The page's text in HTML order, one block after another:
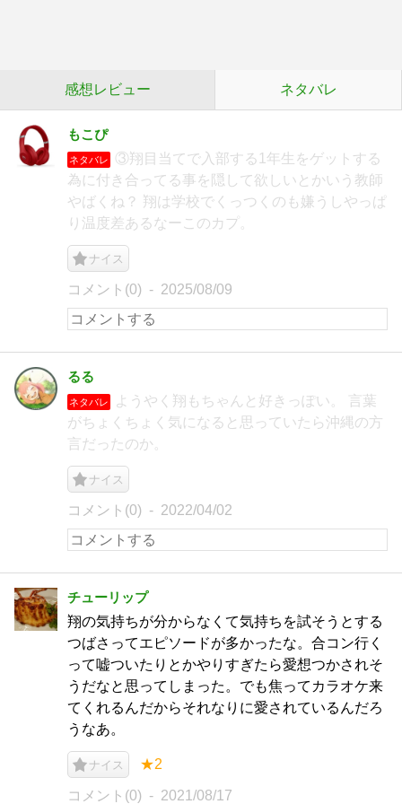
感想レビュー ネタバレ
もこぴ
ネタバレ
③翔目当てで入部する1年生をゲットする
為に付き合ってる事を隠して欲しいとかいう教師
やばくね？ 翔は学校でくっつくのも嫌うしやっぱ
り温度差あるなーこのカプ。
ナイス
コメント(0) 2025/08/09
るる
ネタバレ
ようやく翔もちゃんと好きっぽい。 言葉
がちょくちょく気になると思っていたら沖縄の方
言だったのか。
ナイス
コメント(0) 2022/04/02
チューリップ
翔の気持ちが分からなくて気持ちを試そうとする
つばさってエピソードが多かったな。合コン行く
って嘘ついたりとかやりすぎたら愛想つかされそ
うだなと思ってしまった。でも焦ってカラオケ来
てくれるんだからそれなりに愛されているんだろ
うなあ。
ナイス ★2
コメント(0) 2021/08/17